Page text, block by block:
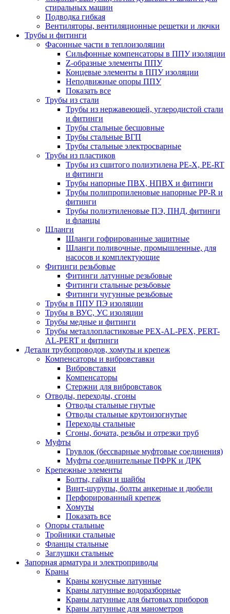
стиральных машин
Подводка гибкая
Вентиляторы, вентиляционные решетки и лючки
Трубы и фитинги
Фасонные части в теплоизоляции
Cильфонные компенсаторы в ППУ изоляции
Z-образные элементы ППУ
Концевые элементы в ППУ изоляции
Неподвижные опоры ППУ
Показать все
Трубы из стали
Трубы из нержавеющей, углеродистой стали
и фитинги
Трубы стальные бесшовные
Трубы стальные ВГП
Трубы стальные электросварные
Трубы из пластиков
Трубы из сшитого полиэтилена PE-X, PE-RT
и фитинги
Трубы напорные ПВХ, НПВХ и фитинги
Трубы полипропиленовые напорные PP-R и
фитинги
Трубы полиэтиленовые ПЭ, ПНД, фитинги
и фланцы
Шланги
Шланги гофрированные защитные
Шланги поливочные, промышленные, для
насосов и комплектующие
Фитинги резьбовые
Фитинги латунные резьбовые
Фитинги стальные резьбовые
Фитинги чугунные резьбовые
Трубы в ППУ ПЭ изоляции
Трубы в ВУС, УС изоляции
Трубы медные и фитинги
Трубы металлопластиковые PEX-AL-PEX, PERT-
AL-PERT и фитинги
Детали трубопроводов, хомуты и крепеж
Компенсаторы и вибровставки
Вибровставки
Компенсаторы
Стержни для вибровставок
Отводы, переходы, сгоны
Отводы стальные гнутые
Отводы стальные крутоизогнутые
Переходы стальные
Сгоны, бочата, резьбы и отрезки труб
Муфты
Грувлок (бессварные муфтовые соединения)
Муфты соединительные ПФРК и ДРК
Крепежные элементы
Болты, гайки и шайбы
Винт-шурупы, болты анкерные и дюбели
Перфорированный крепеж
Хомуты
Показать все
Опоры стальные
Тройники стальные
Фланцы стальные
Заглушки стальные
Запорная арматура и электроприводы
Краны
Краны конусные латунные
Краны латунные водоразборные
Краны латунные для бытовых приборов
Краны латунные для манометров